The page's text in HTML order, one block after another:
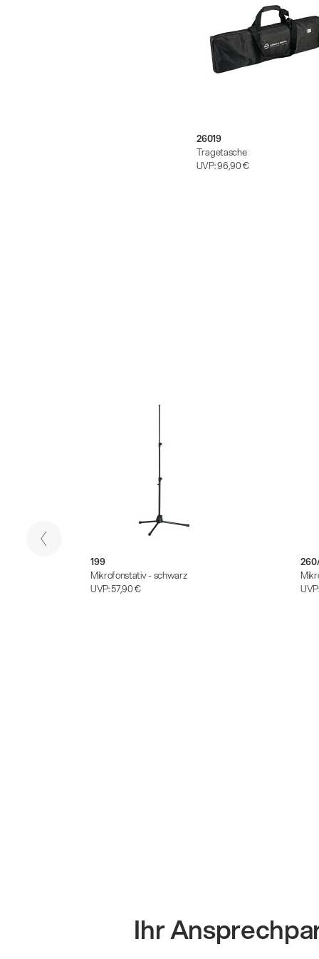
26019
Tragetasche
UVP:96,90 €
199
Mikrofonstativ - schwarz
UVP:57,90 €
Ihr